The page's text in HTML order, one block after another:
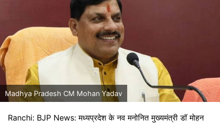
Madhya Pradesh CM Mohan Yadav
Ranchi: BJP News: मध्यप्रदेश के नव मनोनित मुख्यमंत्री डॉ मोहन